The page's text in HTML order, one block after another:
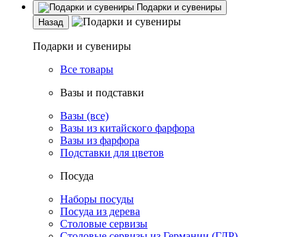
Подарки и сувениры
Назад
Подарки и сувениры
Все товары
Вазы и подставки
Вазы (все)
Вазы из китайского фарфора
Вазы из фарфора
Подставки для цветов
Посуда
Наборы посуды
Посуда из дерева
Столовые сервизы